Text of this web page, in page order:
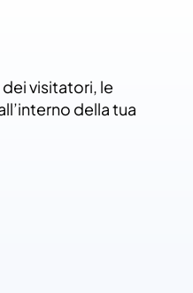
visitatori, le
della tua